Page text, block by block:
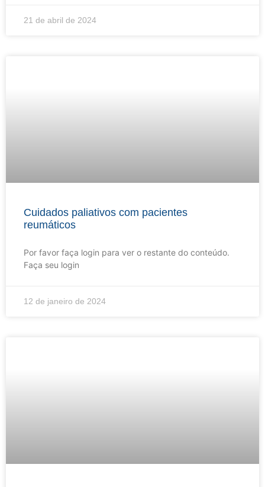
21 de abril de 2024
Cuidados paliativos com pacientes
reumáticos
Por favor faça login para ver o restante do conteúdo.
Faça seu login
12 de janeiro de 2024